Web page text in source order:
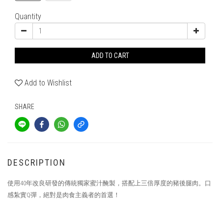
Quantity
ADD TO CART
Add to Wishlist
SHARE
DESCRIPTION
使用40年改良研發的傳統獨家蜜汁醃製，搭配上三倍厚度的豬後腿肉。口
感紮實Q彈，絕對是肉食主義者的首選！